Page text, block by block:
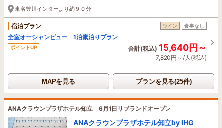
東名豊川インターより約９０分
宿泊プラン ツイン 食事なし
全室オーシャンビュー 1泊素泊りプラン
ポイントUP 合計(税込) 15,640円～
7,820円～/人(税込)
MAPを見る プランを見る(25件)
ANAクラウンプラザホテル知立 6月1日リブランドオープン
ANAクラウンプラザホテル知立by IHG